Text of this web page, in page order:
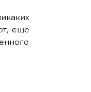
ещё